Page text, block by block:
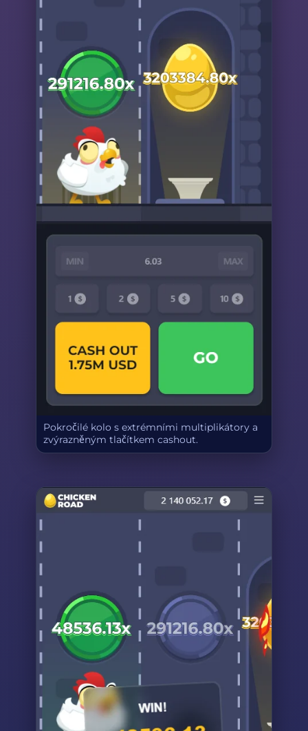
Pokročilé kolo s extrémními multiplikátory a
zvýrazněným tlačítkem cashout.